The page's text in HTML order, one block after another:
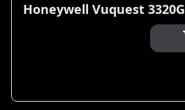
Honeywell Vuquest 3320G